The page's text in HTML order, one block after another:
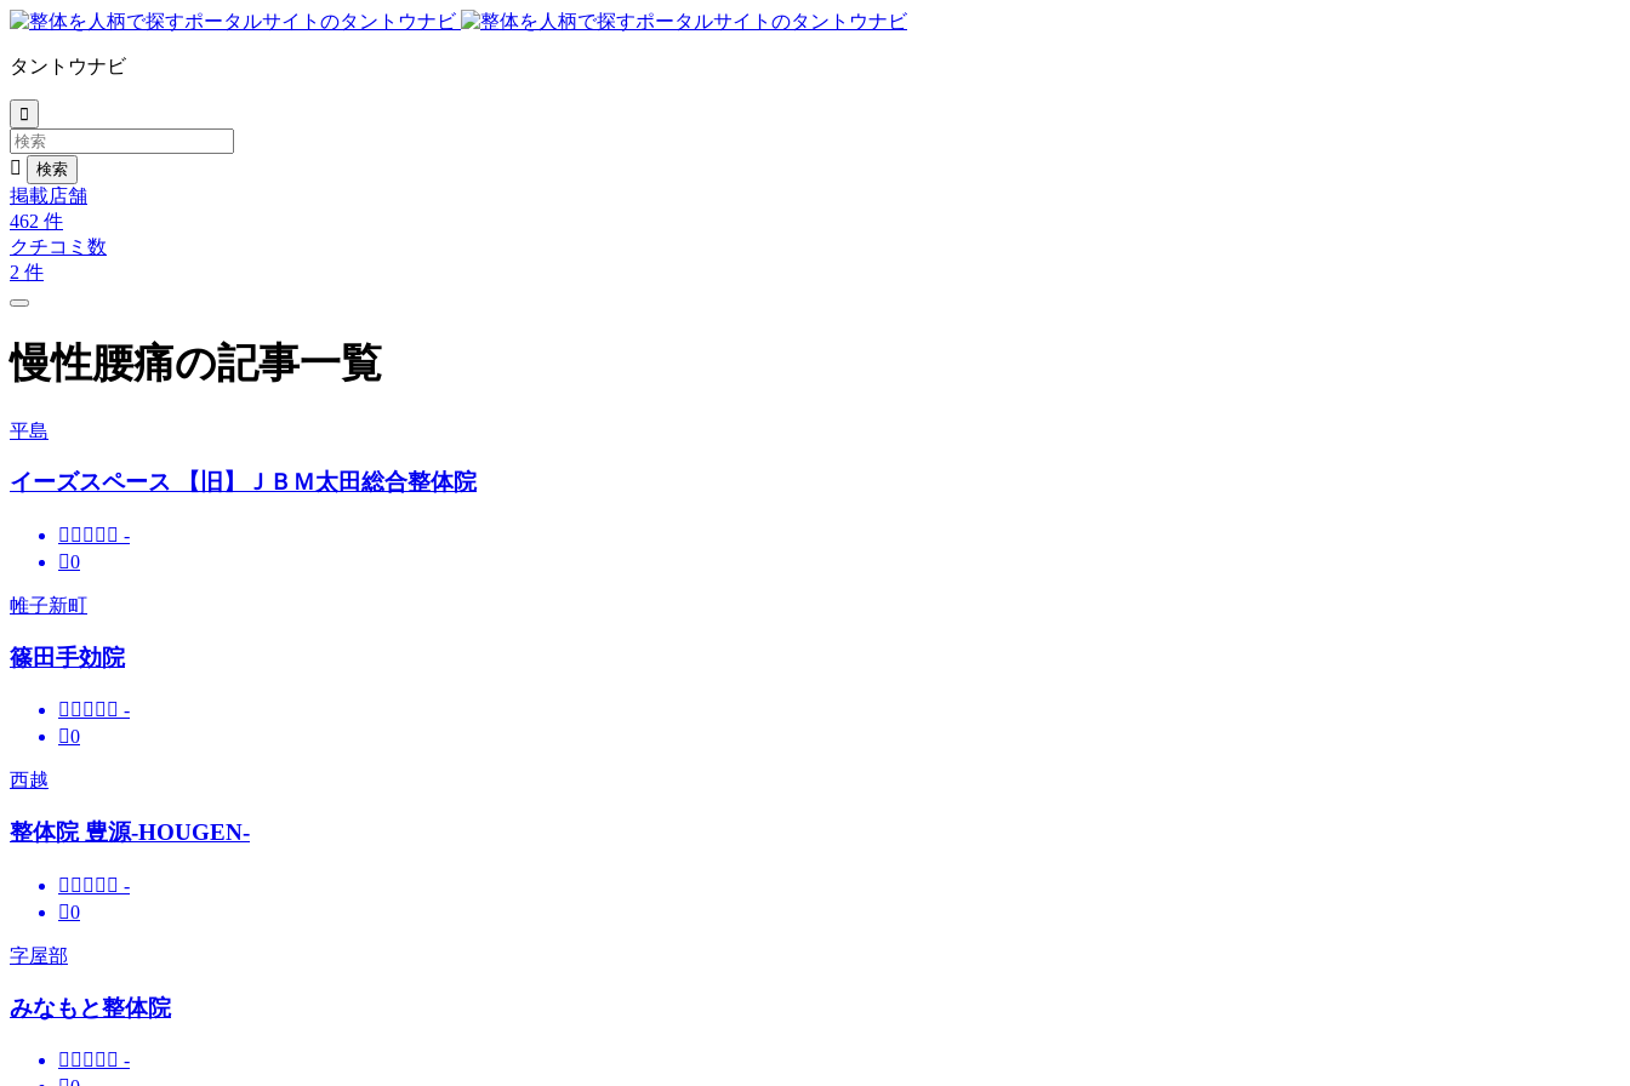
タントウナビ


掲載店舗
462 件
クチコミ数
2 件
慢性腰痛の記事一覧
平島
イーズスペース 【旧】ＪＢＭ太田総合整体院
     -
0
帷子新町
篠田手効院
     -
0
西越
整体院 豊源-HOUGEN-
     -
0
字屋部
みなもと整体院
     -